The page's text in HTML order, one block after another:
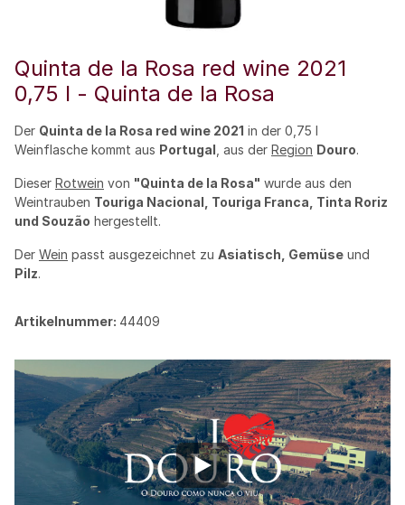
Quinta de la Rosa red wine 2021
0,75 l - Quinta de la Rosa
Der Quinta de la Rosa red wine 2021 in der 0,75 l
Weinflasche kommt aus Portugal , aus der Region Douro.
Dieser Rotwein von "Quinta de la Rosa" wurde aus den
Weintrauben Touriga Nacional, Touriga Franca, Tinta Roriz
und Souzão hergestellt.
Der Wein passt ausgezeichnet zu Asiatisch, Gemüse und
Pilz.
Artikelnummer: 44409